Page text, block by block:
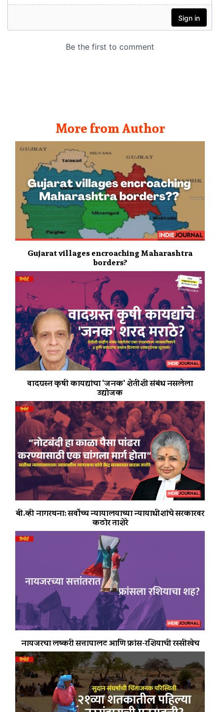
More from Author
Gujarat villages encroaching Maharashtra
borders?
वादग्रस्त कृषी कायद्यांचा 'जनक' शेतीशी संबंध नसलेला
उद्योजक
बी.व्ही नागरथना: सर्वोच्च न्यायालयाच्या न्यायाधीशांचे सरकारवर
कठोर ताशेरे
नायजरचा लष्करी सत्तापालट आणि फ्रांस-रशियाची रस्सीखेच